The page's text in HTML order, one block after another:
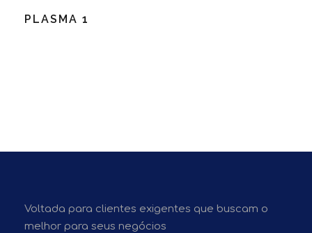
PLASMA 1
Voltada para clientes exigentes que buscam o
melhor para seus negócios